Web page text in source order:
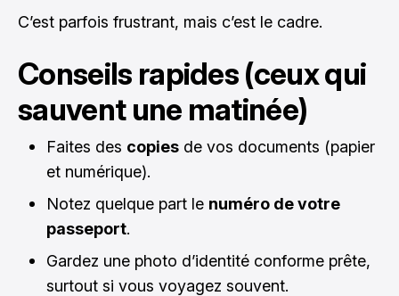
C’est parfois frustrant, mais c’est le cadre.
Conseils rapides (ceux qui
sauvent une matinée)
Faites des copies de vos documents (papier
et numérique).
Notez quelque part le numéro de votre
passeport.
Gardez une photo d’identité conforme prête,
surtout si vous voyagez souvent.